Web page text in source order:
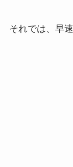
それでは、早